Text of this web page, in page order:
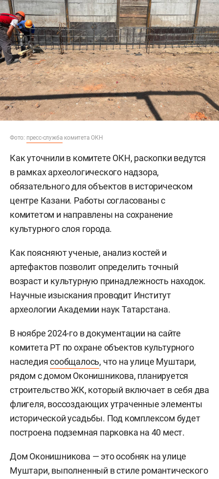
Фото: пресс-служба комитета ОКН
Как уточнили в комитете ОКН, раскопки ведутся
в рамках археологического надзора,
обязательного для объектов в историческом
центре Казани. Работы согласованы с
комитетом и направлены на сохранение
культурного слоя города.
Как поясняют ученые, анализ костей и
артефактов позволит определить точный
возраст и культурную принадлежность находок.
Научные изыскания проводит Институт
археологии Академии наук Татарстана.
В ноябре 2024-го в документации на сайте
комитета РТ по охране объектов культурного
наследиясообщалось, что на улице Муштари,
рядом с домом Оконишникова, планируется
строительство ЖК, который включает в себя два
флигеля, воссоздающих утраченные элементы
исторической усадьбы. Под комплексом будет
построена подземная парковка на 40 мест.
Дом Оконишникова — это особняк на улице
Муштари, выполненный в стиле романтического